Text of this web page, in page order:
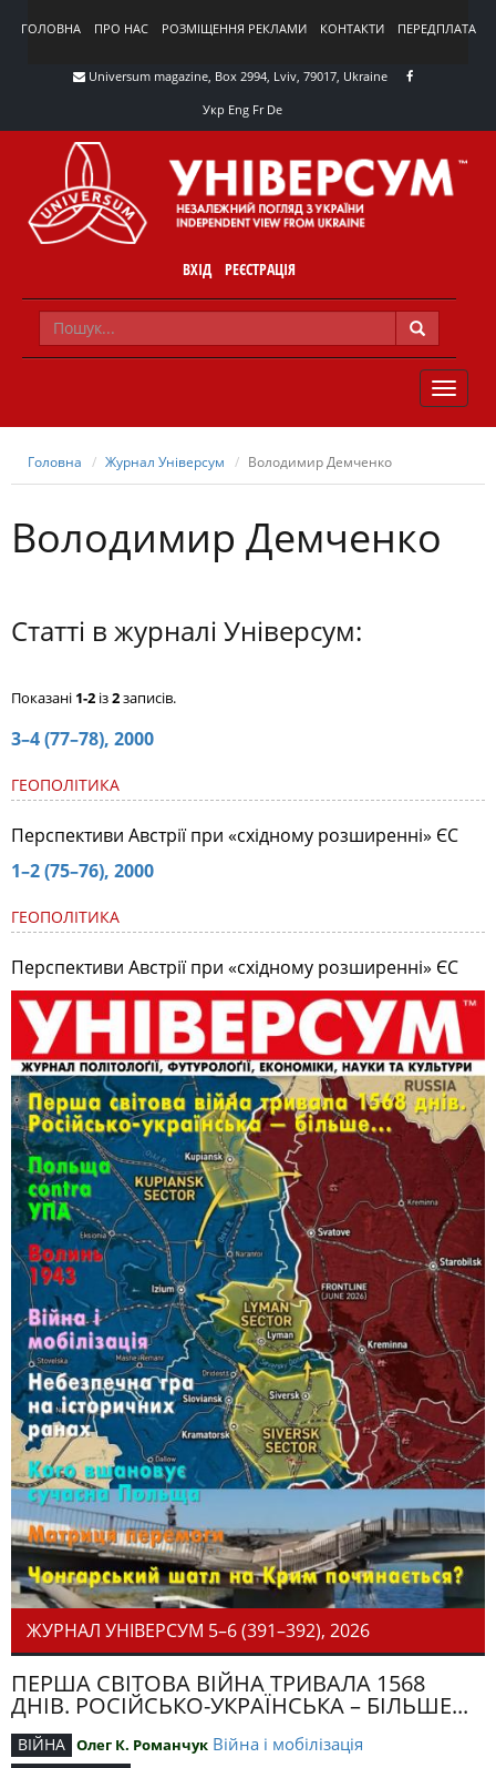
ГОЛОВНА ПРО НАС РОЗМІЩЕННЯ РЕКЛАМИ КОНТАКТИ ПЕРЕДПЛАТА
Universum magazine, Box 2994, Lviv, 79017, Ukraine
Укр Eng Fr De
ВХІД РЕЄСТРАЦІЯ
TOGGLE
Головна Журнал Універсум Володимир Демченко
Володимир Демченко
Статті в журналі Універсум:
Показані 1-2 із2записів.
3–4 (77–78), 2000
ГЕОПОЛІТИКА
Перспективи Австрії при «східному розширенні» ЄС
1–2 (75–76), 2000
ГЕОПОЛІТИКА
Перспективи Австрії при «східному розширенні» ЄС
ЖУРНАЛ УНІВЕРСУМ 5–6 (391–392), 2026
ПЕРША СВІТОВА ВІЙНА ТРИВАЛА 1568
ДНІВ. РОСІЙСЬКО-УКРАЇНСЬКА – БІЛЬШЕ...
ВІЙНА Олег К. Романчук Війна і мобілізація